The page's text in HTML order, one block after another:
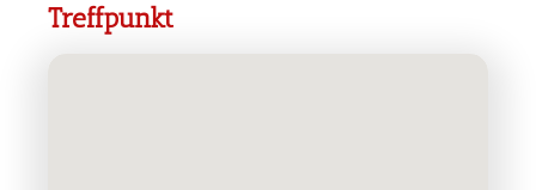
Treffpunkt